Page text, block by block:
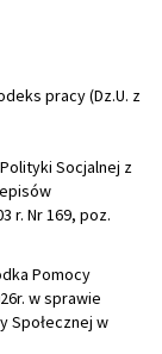
pracy (Dz.U. z
Socjalnej z
r. Nr 169, poz.
Pomocy
w sprawie
Społecznej w